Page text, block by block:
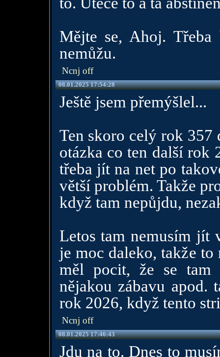
Mějte se, Ahoj.
nemůžu.
Ncnj off
08.01.2025 17:54:28
Ještě jsem přemýšlel...
Ten skoro celý rok 357
otázka co ten další rok
třeba jít na net po
větší problém. Takže
když tam nepůjdu,
Letos tam nemusím jít
je moc daleko, takže
měl pocit, že se tam
nějakou zábavu apod.
rok 2026, když tento
Ncnj off
08.01.2025 17:46:43
Jdu na to. Dnes to